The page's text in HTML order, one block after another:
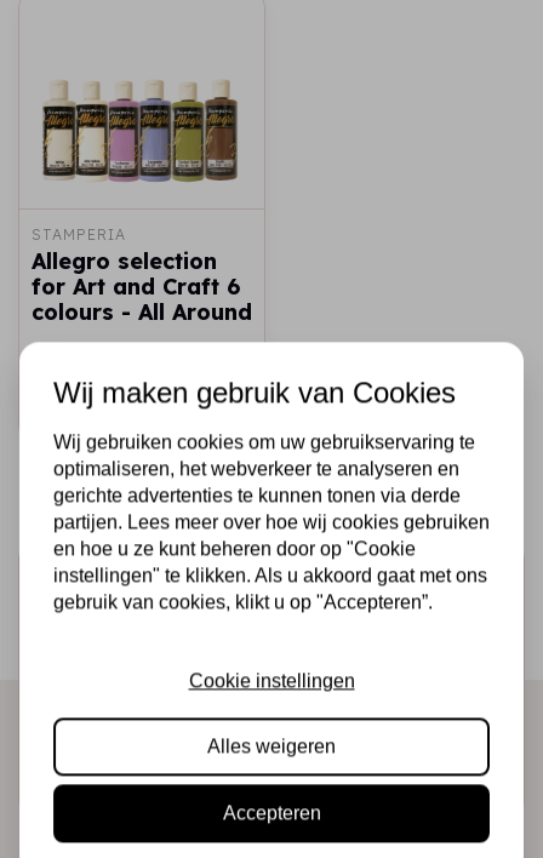
STAMPERIA
Allegro selection
for Art and Craft 6
colours - All Around
Snel toevoegen
Schrijf je in voor de nieuwsbrief
Wij maken gebruik van Cookies
Wij gebruiken cookies om uw gebruikservaring te
optimaliseren, het webverkeer te analyseren en
gerichte advertenties te kunnen tonen via derde
partijen. Lees meer over hoe wij cookies gebruiken
en hoe u ze kunt beheren door op "Cookie
instellingen" te klikken. Als u akkoord gaat met ons
gebruik van cookies, klikt u op "Accepteren”.
Cookie instellingen
Alles weigeren
Accepteren